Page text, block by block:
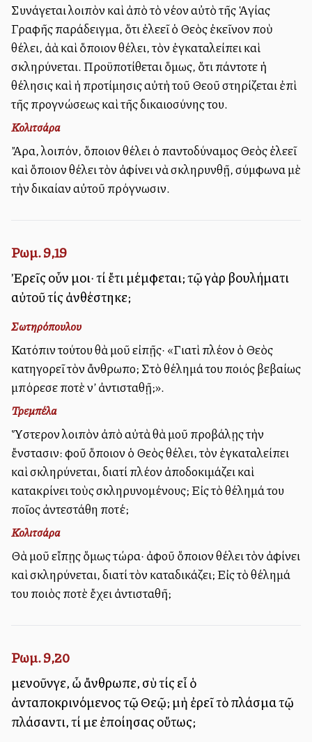
Συνάγεται λοιπὸν καὶ ἀπὸ τὸ νέον αὐτὸ τῆς Ἁγίας
Γραφῆς παράδειγμα, ὅτι ἐλεεῖ ὁ Θεὸς ἐκεῖνον ποὺ
θέλει, ἀλλὰ καὶ ὅποιον θέλει, τὸν ἐγκαταλείπει καὶ
σκληρύνεται. Προϋποτίθεται ὅμως, ὅτι πάντοτε ἡ
θέλησις καὶ ἡ προτίμησις αὐτὴ τοῦ Θεοῦ στηρίζεται ἐπὶ
τῆς προγνώσεως καὶ τῆς δικαιοσύνης του.
Κολιτσάρα
Ἄρα, λοιπόν, ὅποιον θέλει ὁ παντοδύναμος Θεὸς ἐλεεῖ
καὶ ὅποιον θέλει τὸν ἀφίνει νὰ σκληρυνθῇ, σύμφωνα μὲ
τὴν δικαίαν αὐτοῦ πρόγνωσιν.
Ρωμ. 9,19
Ἐρεῖς οὖν μοι· τί ἔτι μέμφεται; τῷ γὰρ βουλήματι
αὐτοῦ τίς ἀνθέστηκε;
Σωτηρόπουλου
Κατόπιν τούτου θὰ μοῦ εἰπῇς· «Γιατὶ πλέον ὁ Θεὸς
κατηγορεῖ τὸν ἄνθρωπο; Στὸ θέλημά του ποιός βεβαίως
μπόρεσε ποτὲ ν’ ἀντισταθῇ;».
Τρεμπέλα
Ὕστερον λοιπὸν ἀπὸ αὐτὰ θὰ μοῦ προβάλῃς τὴν
ἔνστασιν: Ἀφοῦ ὅποιον ὁ Θεὸς θέλει, τὸν ἐγκαταλείπει
καὶ σκληρύνεται, διατί πλέον ἀποδοκιμάζει καὶ
κατακρίνει τοὺς σκληρυνομένους; Εἰς τὸ θέλημά του
ποῖος ἀντεστάθη ποτέ;
Κολιτσάρα
Θὰ μοῦ εἴπῃς ὅμως τώρα· ἀφοῦ ὅποιον θέλει τὸν ἀφίνει
καὶ σκληρύνεται, διατί τὸν καταδικάζει; Εἰς τὸ θέλημά
του ποιὸς ποτὲ ἔχει ἀντισταθῆ;
Ρωμ. 9,20
μενοῦνγε, ὦ ἄνθρωπε, σὺ τίς εἶ ὁ
ἀνταποκρινόμενος τῷ Θεῷ; μὴ ἐρεῖ τὸ πλάσμα τῷ
πλάσαντι, τί με ἐποίησας οὕτως;